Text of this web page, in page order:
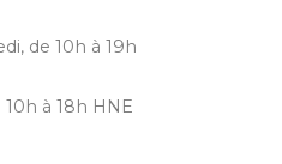
de 10h à 19h
à 18h HNE